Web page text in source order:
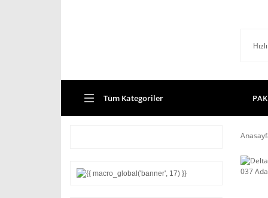
Tüm Kategoriler